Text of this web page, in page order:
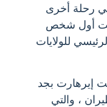
رحلة أخرى
أول شخص
للولايات
إيرهارت بجد
، والتي